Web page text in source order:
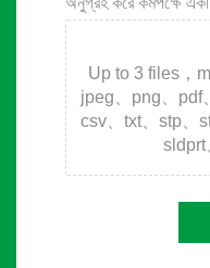
Up to 3 files，
jpeg、png、pdf
csv、txt、stp、
sldprt